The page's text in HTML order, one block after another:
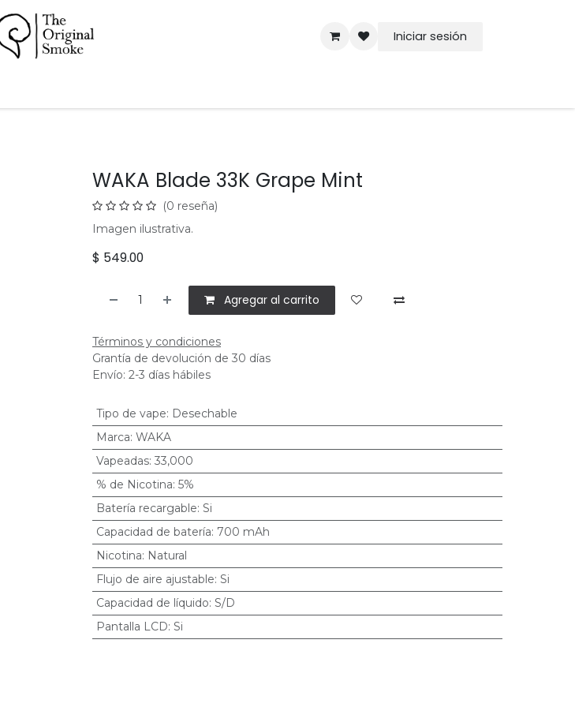
Iniciar sesión
WAKA Blade 33K Grape Mint
(0 reseña)
Imagen ilustrativa.
$ 549.00
Agregar al carrito
Términos y condiciones
Grantía de devolución de 30 días
Envío: 2-3 días hábiles
Tipo de vape: Desechable
Marca: WAKA
Vapeadas: 33,000
% de Nicotina: 5%
Batería recargable: Si
Capacidad de batería: 700 mAh
Nicotina: Natural
Flujo de aire ajustable: Si
Capacidad de líquido: S/D
Pantalla LCD: Si